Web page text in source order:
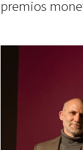
premios